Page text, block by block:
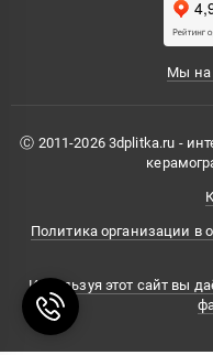
Мы на
Ⓒ 2011-2026 3dplitka.ru -
Политика организации в
Используя этот сайт вы